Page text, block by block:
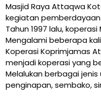
Masjid Raya Attaqwa
kegiatan pemberdayaan
Tahun 1997 lalu,
Mengalami beberapa
Koperasi Koprimjamas
menjadi koperasi yang
Melalukan berbagai
penginapan, sembako,